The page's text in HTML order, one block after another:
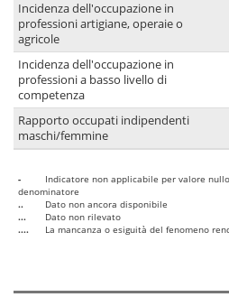
Incidenza dell'occupazione in
professioni artigiane, operaie o
agricole
Incidenza dell'occupazione in
professioni a basso livello di
competenza
Rapporto occupati indipendenti
maschi/femmine
-
Indicatore non applicabile per valore
denominatore
..
Dato non ancora disponibile
...
Dato non rilevato
....
La mancanza o esiguità del fenomeno